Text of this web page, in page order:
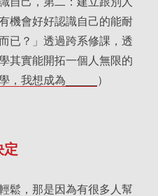
機會好好認識自己的能耐
已？」 透過跨系修課，透
其實能開拓一個人無限的
，我想成為_____ ）
定
鬆，那是因為有很多人幫